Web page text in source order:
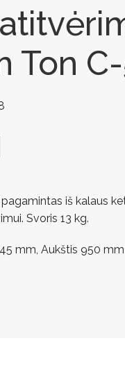
Ton
iš kalaus
Svoris 13 kg.
mm, Aukštis 950 mm